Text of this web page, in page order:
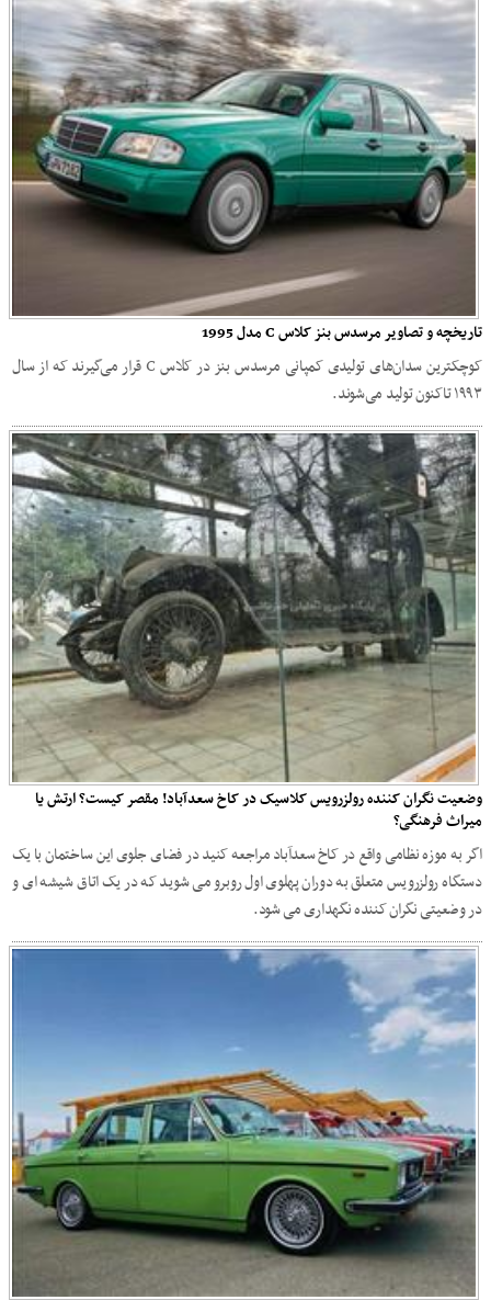
تاریخچه و تصاویر مرسدس بنز کلاس C مدل 1995
کوچکترین سدان‌های تولیدی کمپانی مرسدس بنز در کلاس C قرار می‌گیرند که از سال
۱۹۹۳ تاکنون تولید می‌شوند.
وضعیت نگران کننده رولزرویس کلاسیک در کاخ سعدآباد! مقصر کیست؟ ارتش یا
میراث فرهنگی؟
اگر به موزه نظامی واقع در کاخ سعدآباد مراجعه کنید در فضای جلوی این ساختمان با یک
دستگاه رولزرویس متعلق به دوران پهلوی اول روبرو می شوید که در یک اتاق شیشه ای و
در وضعیتی نگران کننده نگهداری می شود.